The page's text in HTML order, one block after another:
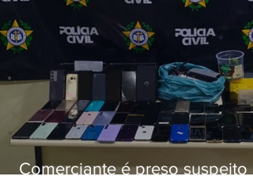
Comerciante é preso suspeito